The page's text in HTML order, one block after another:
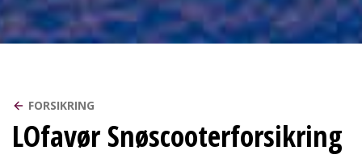
FORSIKRING
LOfavør Snøscooterforsikring